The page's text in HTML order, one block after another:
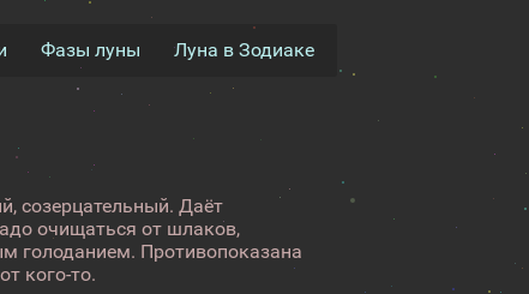
Фазы луны Луна в Зодиаке
созерцательный. Даёт
очищаться от шлаков,
голоданием. Противопоказана
кого-то.